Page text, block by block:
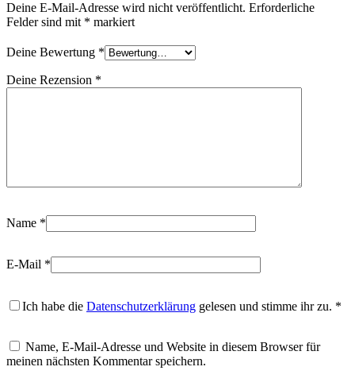
Deine E-Mail-Adresse wird nicht veröffentlicht. Erforderliche
Felder sind mit * markiert
Deine Bewertung *
Deine Rezension *
Name *
E-Mail *
Ich habe die Datenschutzerklärung gelesen und stimme ihr zu. *
Name, E-Mail-Adresse und Website in diesem Browser für
meinen nächsten Kommentar speichern.